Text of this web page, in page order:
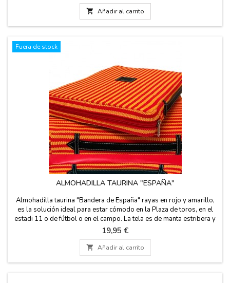
 Añadir al carrito
Fuera de stock
ALMOHADILLA TAURINA "ESPAÑA"
Almohadilla taurina "Bandera de España" rayas en rojo y amarillo,
es la solución ideal para estar cómodo en la Plaza de toros, en el
estadi 11 o de fútbol o en el campo. La tela es de manta estribera y
el revés es en polípiel rojo, tiene el asa de cuero y cremallera.
Lavable en agua fría. Te garantizamos la mejor calidad en los
materiales. Fabricada en...
Precio
19,95 €
 Añadir al carrito